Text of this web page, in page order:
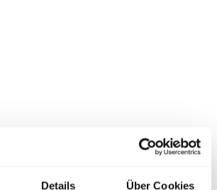
Details Über Cookies